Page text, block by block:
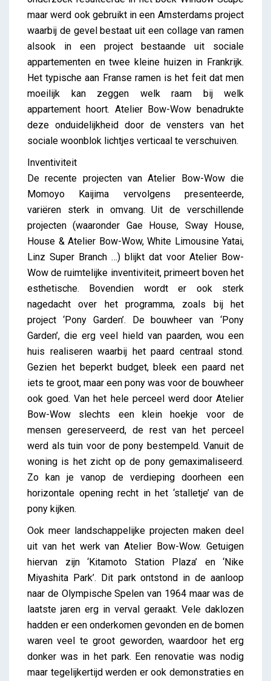
maar werd ook gebruikt in een Amsterdams project
waarbij de gevel bestaat uit een collage van ramen
alsook in een project bestaande uit sociale
appartementen en twee kleine huizen in Frankrijk.
Het typische aan Franse ramen is het feit dat men
moeilijk kan zeggen welk raam bij welk
appartement hoort. Atelier Bow-Wow benadrukte
deze onduidelijkheid door de vensters van het
sociale woonblok lichtjes verticaal te verschuiven.
Inventiviteit
De recente projecten van Atelier Bow-Wow die
Momoyo Kaijima vervolgens presenteerde,
variëren sterk in omvang. Uit de verschillende
projecten (waaronder Gae House, Sway House,
House & Atelier Bow-Wow, White Limousine Yatai,
Linz Super Branch …) blijkt dat voor Atelier Bow-
Wow de ruimtelijke inventiviteit, primeert boven het
esthetische. Bovendien wordt er ook sterk
nagedacht over het programma, zoals bij het
project ‘Pony Garden’. De bouwheer van ‘Pony
Garden’, die erg veel hield van paarden, wou een
huis realiseren waarbij het paard centraal stond.
Gezien het beperkt budget, bleek een paard net
iets te groot, maar een pony was voor de bouwheer
ook goed. Van het hele perceel werd door Atelier
Bow-Wow slechts een klein hoekje voor de
mensen gereserveerd, de rest van het perceel
werd als tuin voor de pony bestempeld. Vanuit de
woning is het zicht op de pony gemaximaliseerd.
Zo kan je vanop de verdieping doorheen een
horizontale opening recht in het ‘stalletje’ van de
pony kijken.
Ook meer landschappelijke projecten maken deel
uit van het werk van Atelier Bow-Wow. Getuigen
hiervan zijn ‘Kitamoto Station Plaza’ en ‘Nike
Miyashita Park’. Dit park ontstond in de aanloop
naar de Olympische Spelen van 1964 maar was de
laatste jaren erg in verval geraakt. Vele daklozen
hadden er een onderkomen gevonden en de bomen
waren veel te groot geworden, waardoor het erg
donker was in het park. Een renovatie was nodig
maar tegelijkertijd werden er ook demonstraties en